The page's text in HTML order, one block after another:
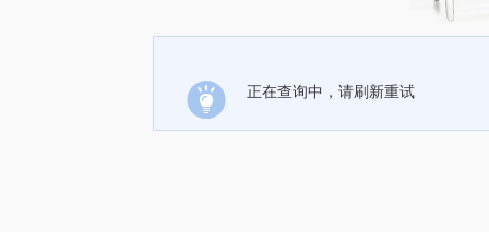
正在查询中，请刷新重试